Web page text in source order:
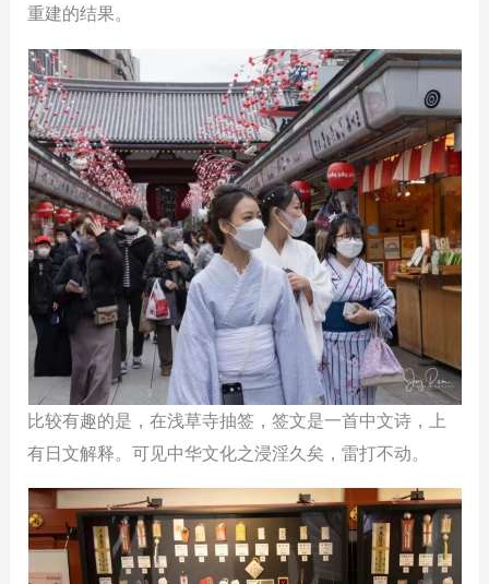
重建的结果。
比较有趣的是，在浅草寺抽签，签文是一首中文诗，上
有日文解释。可见中华文化之浸淫久矣，雷打不动。